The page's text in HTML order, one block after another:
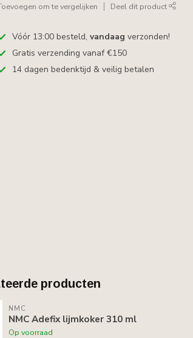
om te vergelijken Deel dit product
Vóór 13:00 besteld,vandaag verzonden!
Gratis verzending vanaf €150
14 dagen bedenktijd & veilig betalen
producten
NMC
NMC Adefix lijmkoker 310 ml
Op voorraad